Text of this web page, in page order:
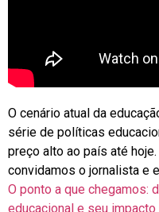
O cenário atual da
série de políticas
preço alto ao país até
convidamos o jornalista e
O ponto a que chegamos:
educacional e seu